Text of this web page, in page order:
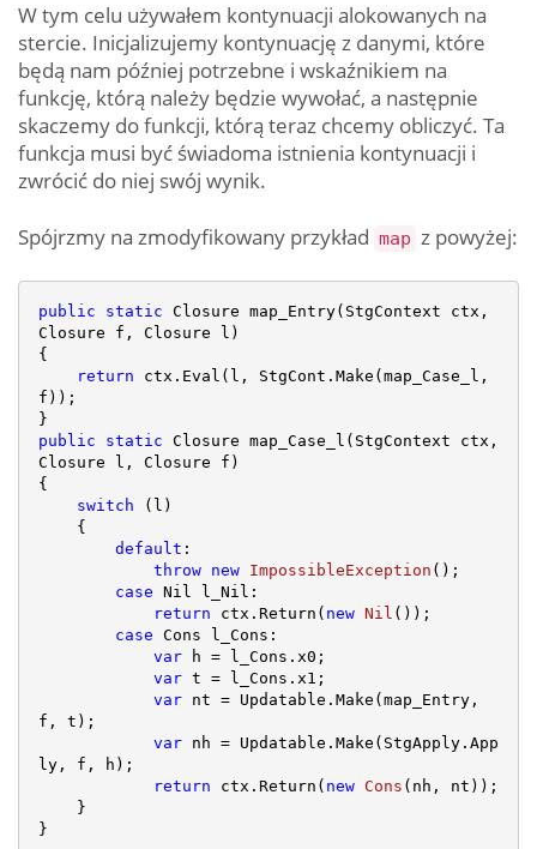
W tym celu używałem kontynuacji alokowanych na
stercie. Inicjalizujemy kontynuację z danymi, które
będą nam później potrzebne i wskaźnikiem na
funkcję, którą należy będzie wywołać, a następnie
skaczemy do funkcji, którą teraz chcemy obliczyć. Ta
funkcja musi być świadoma istnienia kontynuacji i
zwrócić do niej swój wynik.
Spójrzmy na zmodyfikowany przykład map z powyżej:
public static Closure map_Entry(StgContext ctx,
Closure f, Closure l)
{
return ctx.Eval(l, StgCont.Make(map_Case_l,
f));
public
static Closure map_Case_l(StgContext ctx,
Closure l, Closure f)
{
switch (l)
default :
throw new ImpossibleException ();
case Nil l_Nil:
return ctx.Return( new Nil ());
case Cons l_Cons:
var h = l_Cons.x0;
var t = l_Cons.x1;
var nt = Updatable.Make(map_Entry,
f, t);
var nh = Updatable.Make(StgApply.App
ly, f, h);
return ctx.Return( new Cons (nh, nt));